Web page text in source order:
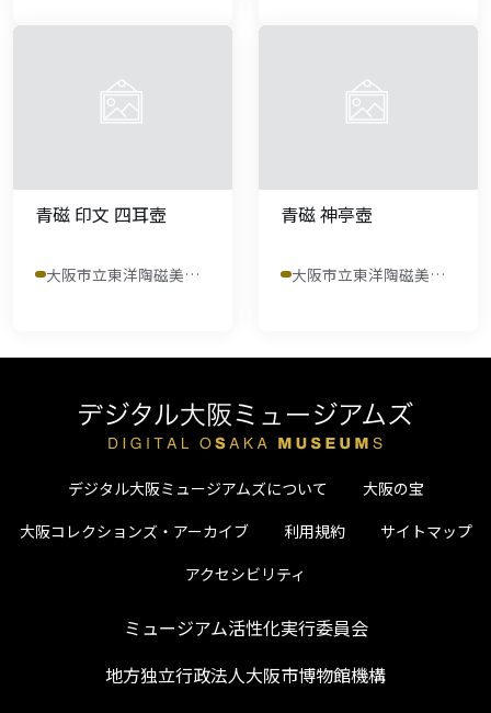
青磁 印文 四耳壺
大阪市立東洋陶磁美術館
青磁 神亭壺
大阪市立東洋陶磁美術館
デジタル大阪ミュージアムズについて
大阪の宝
大阪コレクションズ・アーカイブ
利用規約
サイトマップ
アクセシビリティ
ミュージアム活性化実行委員会
地方独立行政法人大阪市博物館機構